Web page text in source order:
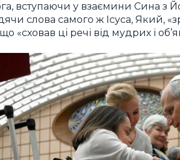
вступаючи у взаємини Сина з
слова самого ж Ісуса, Який,
«сховав ці речі від мудрих і